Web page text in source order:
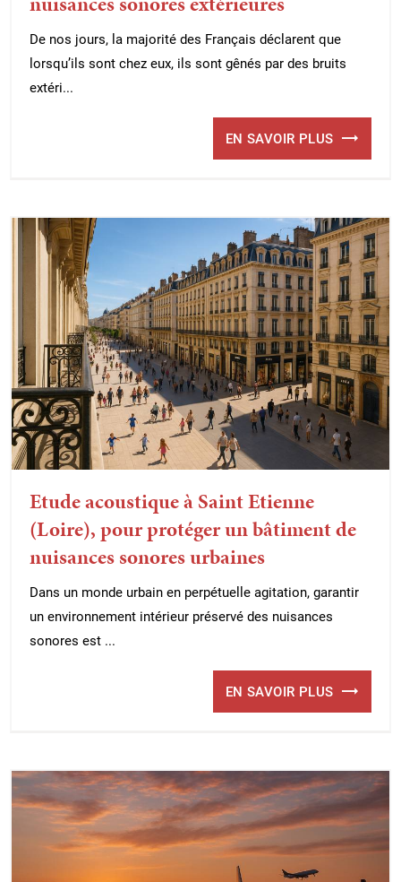
De nos jours, la majorité des Français déclarent que
lorsqu’ils sont chez eux, ils sont gênés par des bruits
extéri...
EN SAVOIR PLUS
Etude acoustique à Saint Etienne
(Loire), pour protéger un bâtiment de
nuisances sonores urbaines
Dans un monde urbain en perpétuelle agitation, garantir
un environnement intérieur préservé des nuisances
sonores est ...
EN SAVOIR PLUS